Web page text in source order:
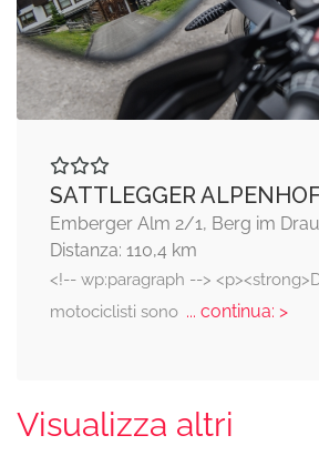
SATTLEGGER
Emberger Alm 2/1, Berg im
Distanza: 110,4 km
<!-- wp:paragraph -->
motociclisti sono... continua: >
Visualizza altri